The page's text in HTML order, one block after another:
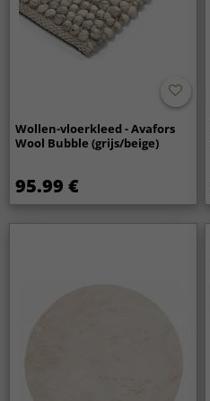
Wollen-vloerkleed - Avafors
Wool Bubble (grijs/beige)
95.99 €